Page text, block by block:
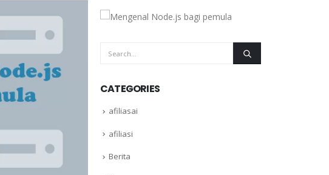
CATEGORIES
afiliasai
afiliasi
Berita